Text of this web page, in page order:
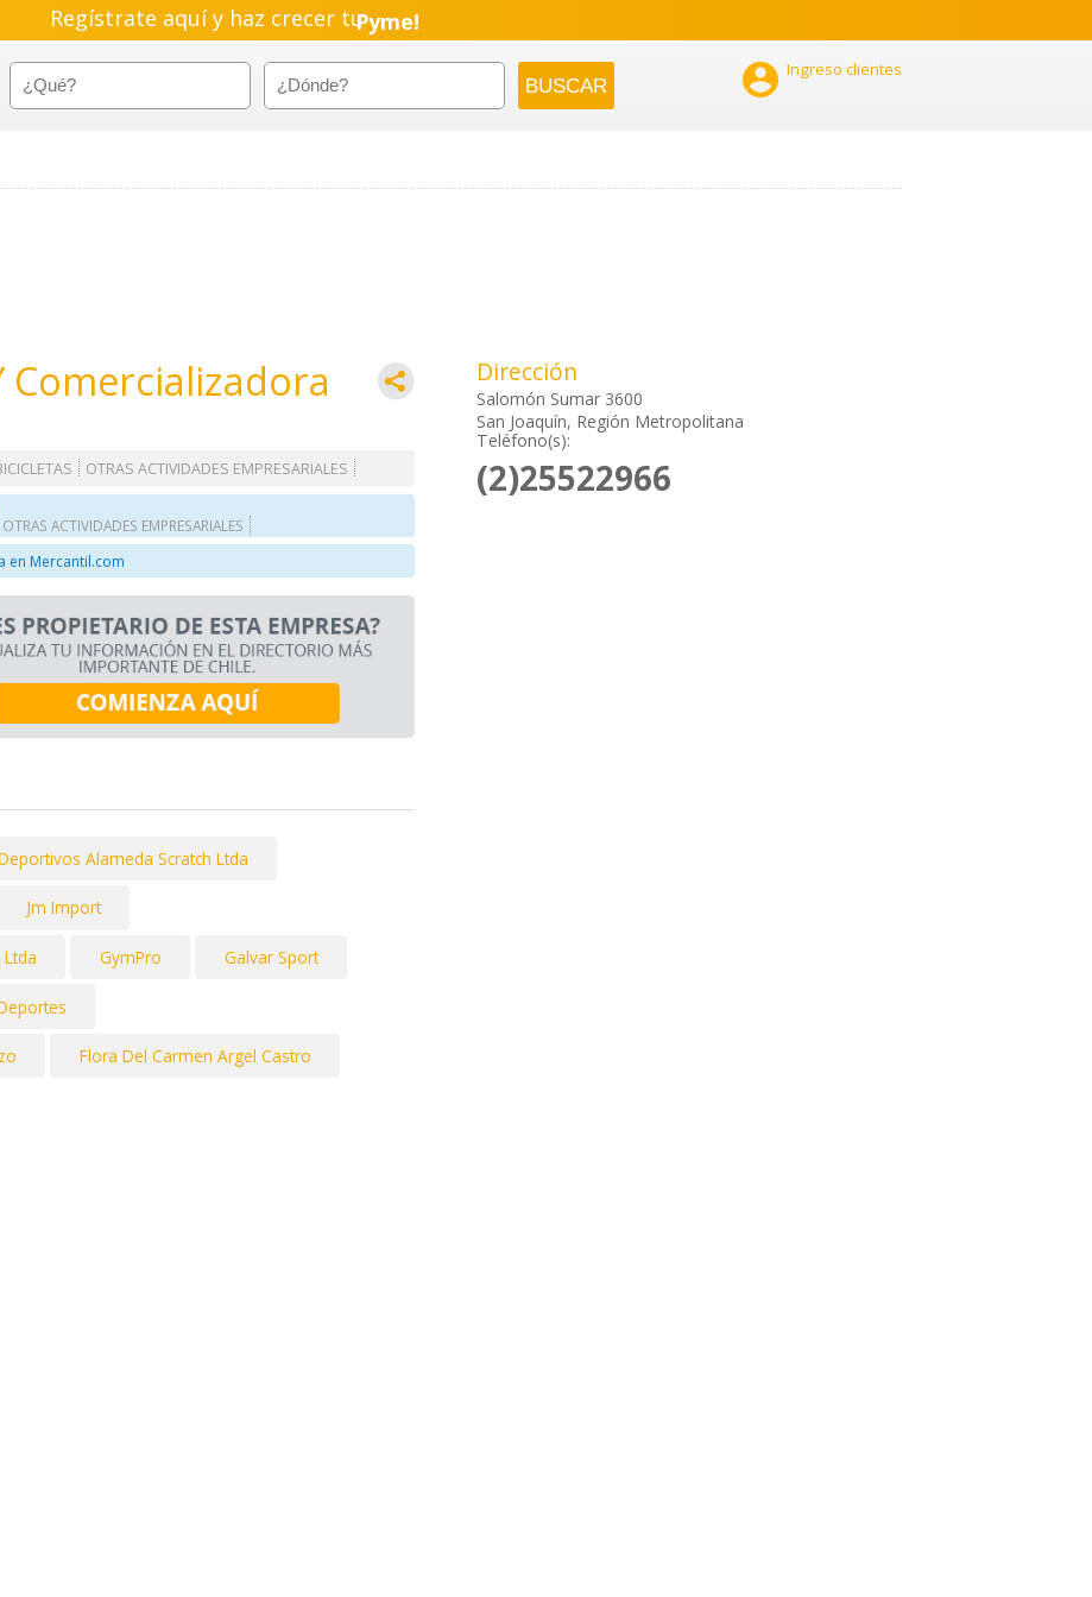
Regístrate aquí y haz crecer tuPyme!
Emprendimiento!
 Ingreso clientes
Comercializadora
OTRAS ACTIVIDADES EMPRESARIALES
OTRAS ACTIVIDADES EMPRESARIALES
en Mercantil.com
Alameda Scratch Ltda
Jm Import
GymPro Galvar Sport
Flora Del Carmen Argel Castro
Dirección
Salomón Sumar 3600
San Joaquín, Región Metropolitana
Teléfono(s):
(2)25522966